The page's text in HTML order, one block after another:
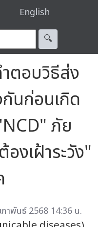
English
🔍︎
ตอบวิธีส่ง
นก่อนเกิด
ภัย
งเฝ้าระวัง"
าพันธ์ 2568 14:36 น.